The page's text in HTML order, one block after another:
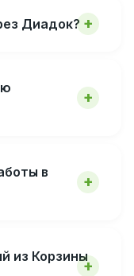
Диадок?
в
из Корзины